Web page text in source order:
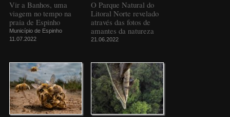
Vir a Banhos, uma
viagem no tempo na
praia de Espinho
Município de Espinho
11.07.2022
O Parque Natural do
Litoral Norte revelado
através das fotos de
amantes da natureza
21.06.2022